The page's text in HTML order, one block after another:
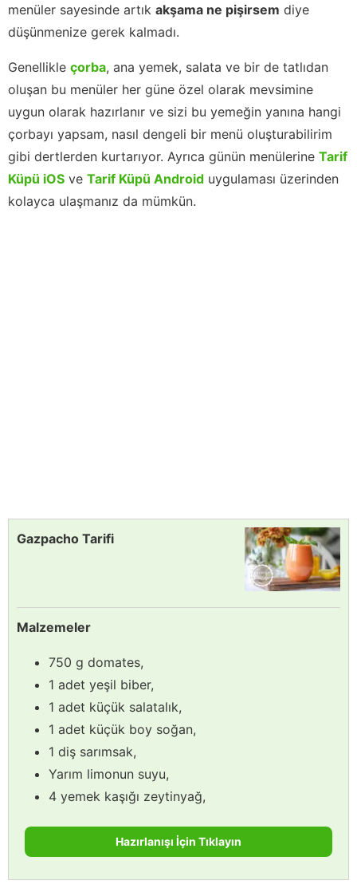
menüler sayesinde artık akşama ne pişirsem diye
düşünmenize gerek kalmadı.
Genellikle çorba, ana yemek, salata ve bir de tatlıdan
oluşan bu menüler her güne özel olarak mevsimine
uygun olarak hazırlanır ve sizi bu yemeğin yanına hangi
çorbayı yapsam, nasıl dengeli bir menü oluşturabilirim
gibi dertlerden kurtarıyor. Ayrıca günün menülerine Tarif
Küpü iOS ve Tarif Küpü Android uygulaması üzerinden
kolayca ulaşmanız da mümkün.
Gazpacho Tarifi
Malzemeler
750 g domates,
1 adet yeşil biber,
1 adet küçük salatalık,
1 adet küçük boy soğan,
1 diş sarımsak,
Yarım limonun suyu,
4 yemek kaşığı zeytinyağ,
Hazırlanışı İçin Tıklayın